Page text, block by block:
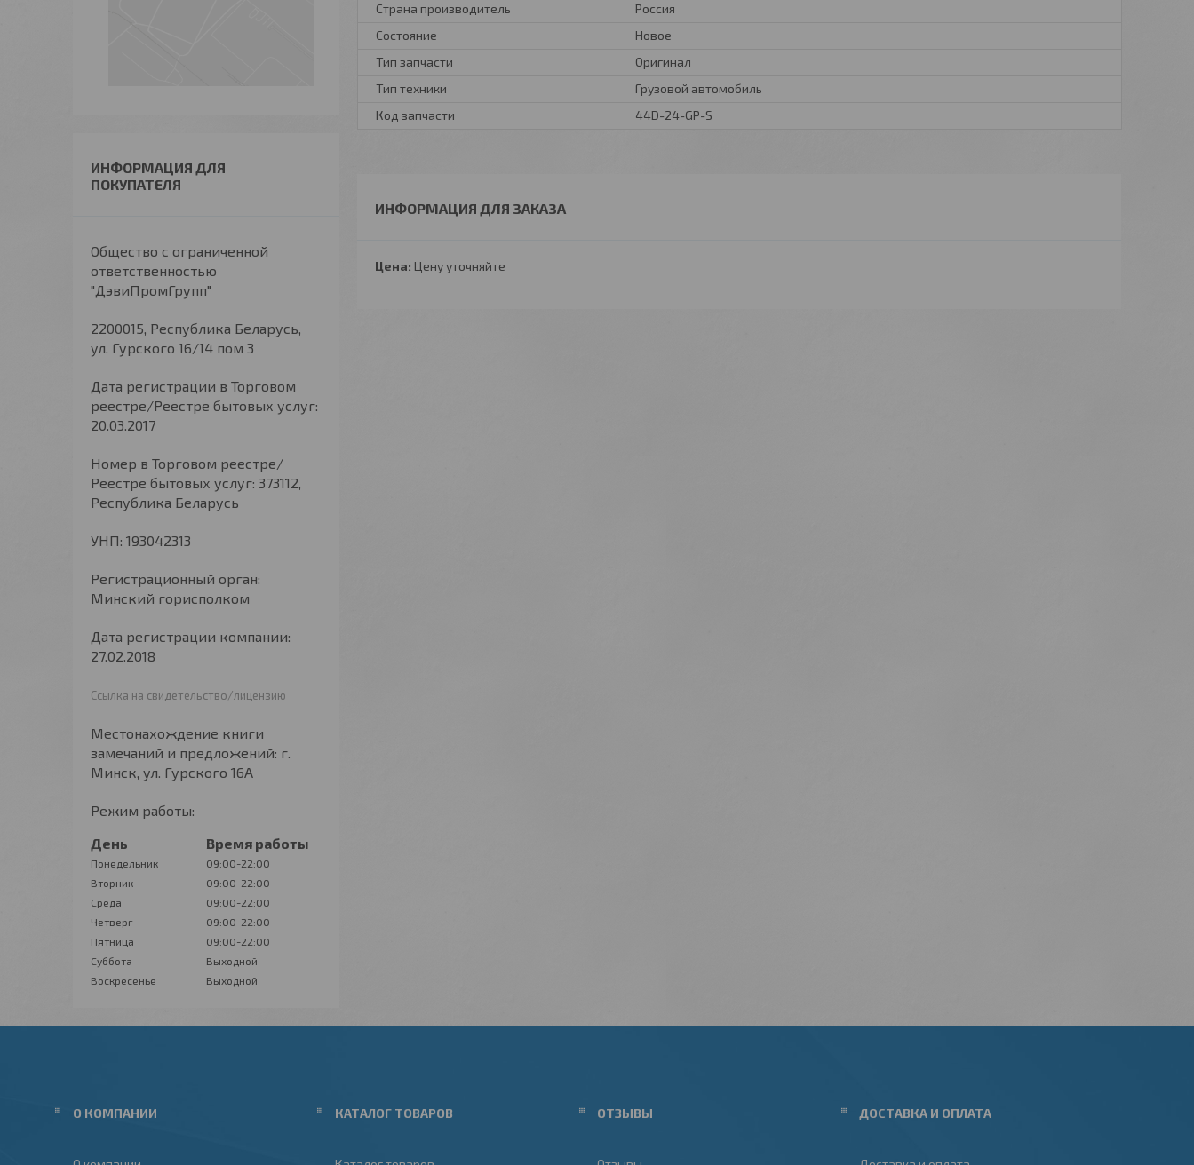
Страна производитель
Россия
Состояние
Новое
Тип запчасти
Оригинал
Тип техники
Грузовой автомобиль
Код запчасти
44D-24-GP-S
ИНФОРМАЦИЯ ДЛЯ ЗАКАЗА
Цена: Цену уточняйте
ИНФОРМАЦИЯ ДЛЯ
ПОКУПАТЕЛЯ
Общество с ограниченной
ответственностью
"ДэвиПромГрупп"
2200015, Республика Беларусь,
ул. Гурского 16/14 пом 3
Дата регистрации в Торговом
реестре/Реестре бытовых услуг:
20.03.2017
Номер в Торговом реестре/
Реестре бытовых услуг: 373112,
Республика Беларусь
УНП: 193042313
Регистрационный орган:
Минский горисполком
Дата регистрации компании:
27.02.2018
Ссылка на свидетельство/лицензию
Местонахождение книги
замечаний и предложений: г.
Минск, ул. Гурского 16А
Режим работы:
День
Время работы
Понедельник
09:00-22:00
Вторник
09:00-22:00
Среда
09:00-22:00
Четверг
09:00-22:00
Пятница
09:00-22:00
Суббота
Выходной
Воскресенье
Выходной
О КОМПАНИИ КАТАЛОГ ТОВАРОВ ОТЗЫВЫ ДОСТАВКА И ОПЛАТА